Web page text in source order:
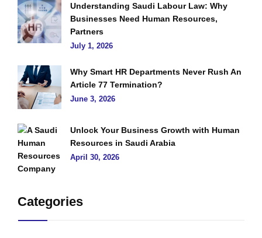
Understanding Saudi Labour Law: Why
Businesses Need Human Resources,
Partners
July 1, 2026
Why Smart HR Departments Never Rush An
Article 77 Termination?
June 3, 2026
Unlock Your Business Growth with Human
Resources in Saudi Arabia
April 30, 2026
Categories